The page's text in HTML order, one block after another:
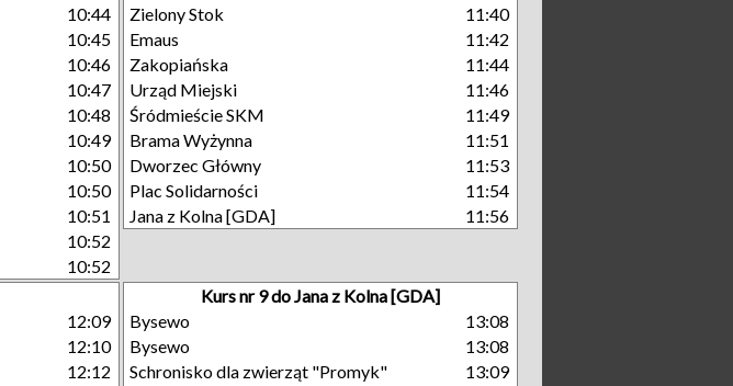
10:44
10:45
10:46
10:47
10:48
10:49
10:50
10:50
10:51
10:52
10:52
Zielony Stok
11:40
Emaus
11:42
Zakopiańska
11:44
Urząd Miejski
11:46
Śródmieście SKM
11:49
Brama Wyżynna
11:51
Dworzec Główny
11:53
Plac Solidarności
11:54
Jana z Kolna [GDA]
11:56
12:09
12:10
12:12
Kurs nr 9 do Jana z Kolna [GDA]
Bysewo
13:08
Bysewo
13:08
Schronisko dla zwierząt "Promyk"
13:09